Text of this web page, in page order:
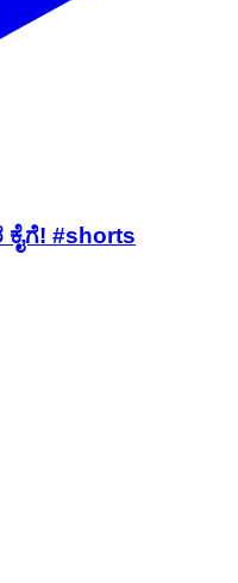
ಕೈಗೆ! #shorts